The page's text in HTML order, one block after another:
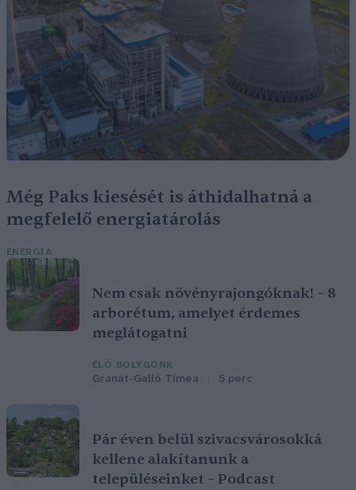
Még Paks kiesését is áthidalhatná a
megfelelő energiatárolás
ENERGIA
Nem csak növényrajongóknak! – 8
arborétum, amelyet érdemes
meglátogatni
ÉLŐ BOLYGÓNK
Granát-Galló Tímea 5 perc
Pár éven belül szivacsvárosokká
kellene alakítanunk a
településeinket – Podcast